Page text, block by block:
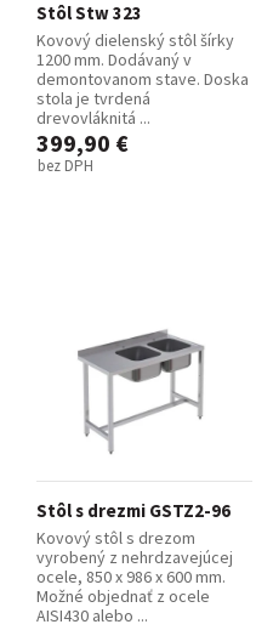
Stôl Stw 323
Kovový dielenský stôl šírky
1200 mm. Dodávaný v
demontovanom stave. Doska
stola je tvrdená
drevovláknitá ...
399,90 €
bez DPH
Stôl s drezmi GSTZ2-96
Kovový stôl s drezom
vyrobený z nehrdzavejúcej
ocele, 850 x 986 x 600 mm.
Možné objednať z ocele
AISI430 alebo ...